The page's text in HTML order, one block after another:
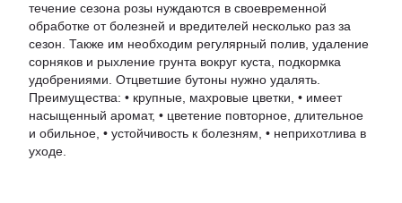
течение сезона розы нуждаются в своевременной
обработке от болезней и вредителей несколько раз за
сезон. Также им необходим регулярный полив, удаление
сорняков и рыхление грунта вокруг куста, подкормка
удобрениями. Отцветшие бутоны нужно удалять.
Преимущества: • крупные, махровые цветки, • имеет
насыщенный аромат, • цветение повторное, длительное
и обильное, • устойчивость к болезням, • неприхотлива в
уходе.